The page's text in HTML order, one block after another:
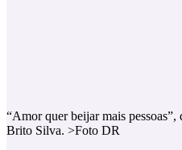
“Amor quer beijar mais
Brito Silva. >Foto DR